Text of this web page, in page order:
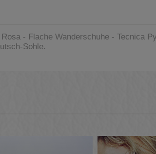
- Flache Wanderschuhe - Tecnica
Sohle.